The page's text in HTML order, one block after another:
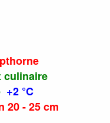
culinaire
+2 °C
20 - 25 cm